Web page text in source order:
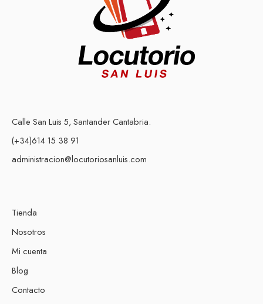
Calle San Luis 5, Santander Cantabria.
(+34)614 15 38 91
administracion@locutoriosanluis.com
Tienda
Nosotros
Mi cuenta
Blog
Contacto